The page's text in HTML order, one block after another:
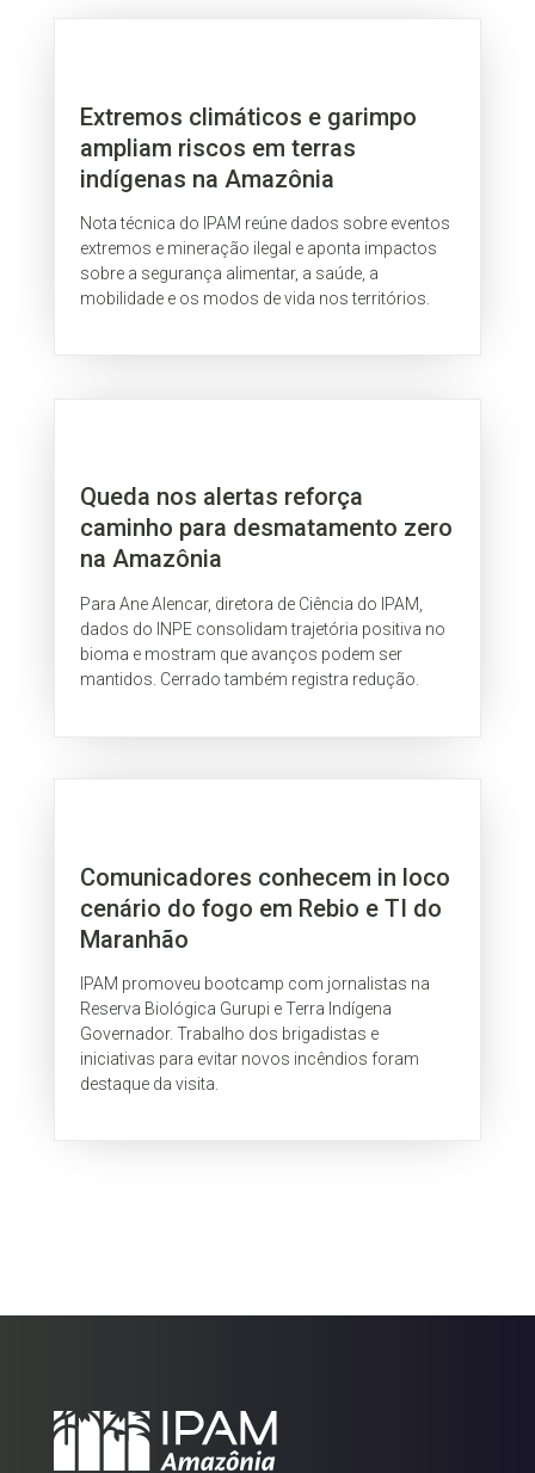
Extremos climáticos e garimpo
ampliam riscos em terras
indígenas na Amazônia
Nota técnica do IPAM reúne dados sobre eventos
extremos e mineração ilegal e aponta impactos
sobre a segurança alimentar, a saúde, a
mobilidade e os modos de vida nos territórios.
Queda nos alertas reforça
caminho para desmatamento zero
na Amazônia
Para Ane Alencar, diretora de Ciência do IPAM,
dados do INPE consolidam trajetória positiva no
bioma e mostram que avanços podem ser
mantidos. Cerrado também registra redução.
Comunicadores conhecem in loco
cenário do fogo em Rebio e TI do
Maranhão
IPAM promoveu bootcamp com jornalistas na
Reserva Biológica Gurupi e Terra Indígena
Governador. Trabalho dos brigadistas e
iniciativas para evitar novos incêndios foram
destaque da visita.